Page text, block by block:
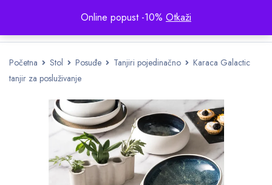
Online popust -10% Otkaži
Početna Stol Posuđe Tanjiri pojedinačno
Karaca Galactic
tanjir za posluživanje